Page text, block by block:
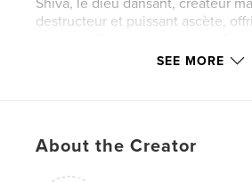
destructeur et puissant ascète,
coule dans sa chevelure.
chercher l’eau sacrée dans
SEE MORE
About the Creator